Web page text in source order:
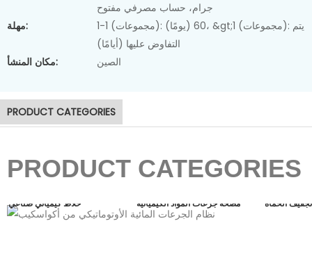
جرام، حساب مصرفي مفتوح
مهلة:
1-1 (مجموعات): 60 (يومًا)، &gt;1 (مجموعات): يتم
التفاوض عليها (أيامًا)
مكان المنشأ:
الصين
PRODUCT CATEGORIES
PRODUCT CATEGORIES
آلة تجفيف الحمأة
خلاط كيميائي صناعي مضخة جرعات المواد الكيميائية تجفيف الحمأة